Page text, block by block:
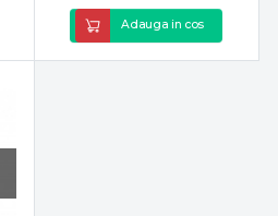
Adauga in cos